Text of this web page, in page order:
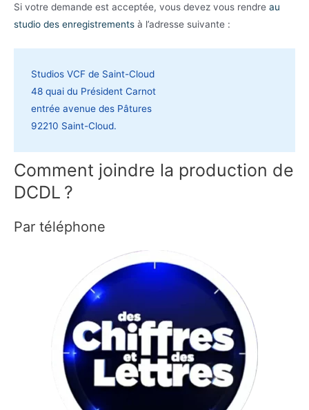
Si votre demande est acceptée, vous devez vous rendre au
studio des enregistrements à l’adresse suivante :
Studios VCF de Saint-Cloud
48 quai du Président Carnot
entrée avenue des Pâtures
92210 Saint-Cloud.
Comment joindre la production de
DCDL ?
Par téléphone